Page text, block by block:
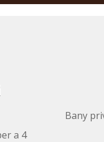
a 4
Bany